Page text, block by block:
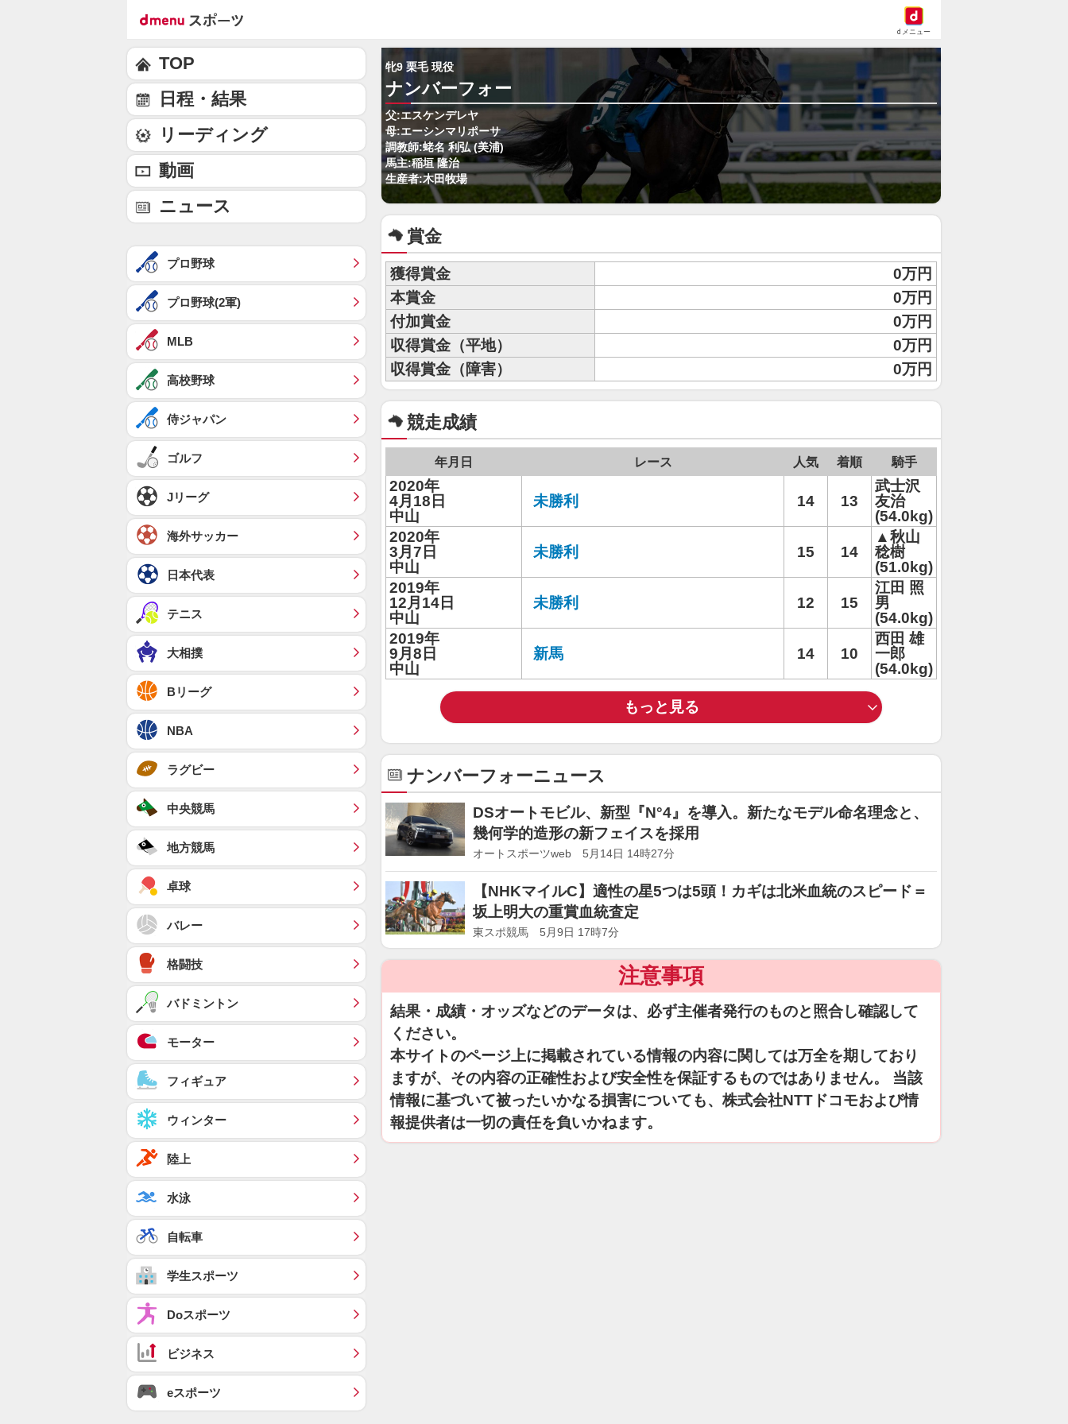
dメニュー
牝9 栗毛 現役
ナンバーフォー
父:エスケンデレヤ
母:エーシンマリポーサ
調教師:蛯名 利弘 (美浦)
馬主:稲垣 隆治
生産者:木田牧場
賞金
獲得賞金
0万円
本賞金
0万円
付加賞金
0万円
収得賞金（平地）
0万円
収得賞金（障害）
0万円
競走成績
年月日 レース 人気 着順 騎手
2020年
4月18日
中山
未勝利 14 13
武士沢
友治
(54.0kg)
2020年
3月7日
中山
未勝利 15 14
▲秋山
稔樹
(51.0kg)
2019年
12月14日
中山
未勝利 12 15
江田 照
男
(54.0kg)
2019年
9月8日
中山
新馬 14 10
西田 雄
一郎
(54.0kg)
もっと見る
ナンバーフォーニュース
DSオートモビル、新型『N°4』を導入。新たなモデル命名理念と、
幾何学的造形の新フェイスを採用
オートスポーツweb 5月14日 14時27分
【NHKマイルC】適性の星5つは5頭！カギは北米血統のスピード＝
坂上明大の重賞血統査定
東スポ競馬 5月9日 17時7分
注意事項
結果・成績・オッズなどのデータは、必ず主催者発行のものと照合し確認して
ください。
本サイトのページ上に掲載されている情報の内容に関しては万全を期しており
ますが、その内容の正確性および安全性を保証するものではありません。 当該
情報に基づいて被ったいかなる損害についても、株式会社NTTドコモおよび情
報提供者は一切の責任を負いかねます。
TOP
日程・結果
リーディング
動画
ニュース
プロ野球
プロ野球(2軍)
MLB
高校野球
侍ジャパン
ゴルフ
Jリーグ
海外サッカー
日本代表
テニス
大相撲
Bリーグ
NBA
ラグビー
中央競馬
地方競馬
卓球
バレー
格闘技
バドミントン
モーター
フィギュア
ウィンター
陸上
水泳
自転車
学生スポーツ
Doスポーツ
ビジネス
eスポーツ